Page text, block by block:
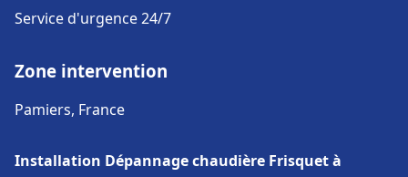
Service d'urgence 24/7
Zone intervention
Pamiers, France
Installation Dépannage chaudière Frisquet à